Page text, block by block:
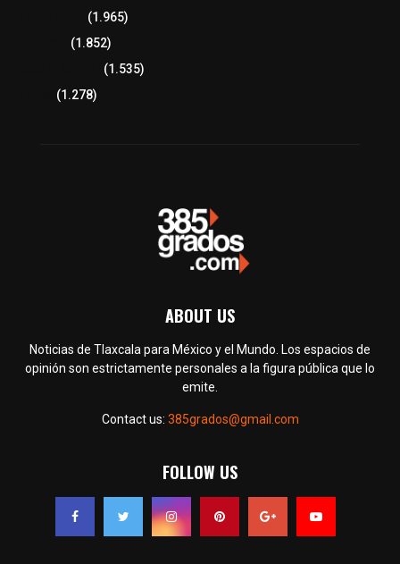
(1.965)
(1.852)
(1.535)
(1.278)
ABOUT US
Noticias de Tlaxcala para México y el Mundo. Los espacios de
opinión son estrictamente personales a la figura pública que lo
emite.
Contact us: 385grados@gmail.com
FOLLOW US